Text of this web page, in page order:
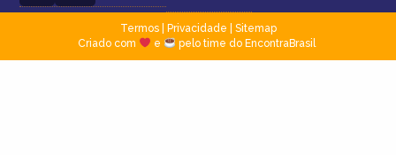
Termos| Privacidade
Sitemap
Criado com
e pelo time do EncontraBrasil